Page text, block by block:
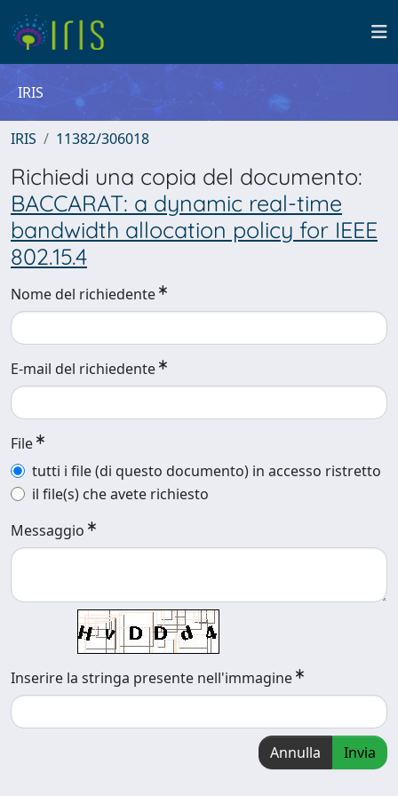
IRIS
IRIS 11382/306018
Richiedi una copia del documento:
BACCARAT: a dynamic real-time
bandwidth allocation policy for IEEE
802.15.4
Nome del richiedente
E-mail del richiedente
File
tutti i file (di questo documento) in accesso ristretto
il file(s) che avete richiesto
Messaggio
Inserire la stringa presente nell'immagine
Annulla Invia